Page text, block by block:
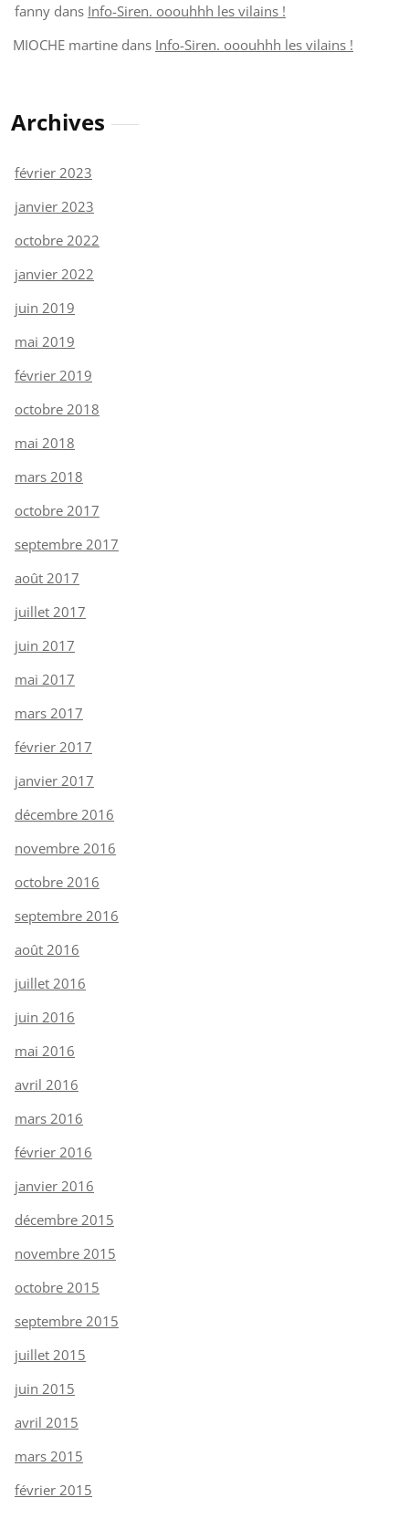
fanny dans Info-Siren. ooouhhh les vilains !
MIOCHE martine dans Info-Siren. ooouhhh les vilains !
Archives
février 2023
janvier 2023
octobre 2022
janvier 2022
juin 2019
mai 2019
février 2019
octobre 2018
mai 2018
mars 2018
octobre 2017
septembre 2017
août 2017
juillet 2017
juin 2017
mai 2017
mars 2017
février 2017
janvier 2017
décembre 2016
novembre 2016
octobre 2016
septembre 2016
août 2016
juillet 2016
juin 2016
mai 2016
avril 2016
mars 2016
février 2016
janvier 2016
décembre 2015
novembre 2015
octobre 2015
septembre 2015
juillet 2015
juin 2015
avril 2015
mars 2015
février 2015